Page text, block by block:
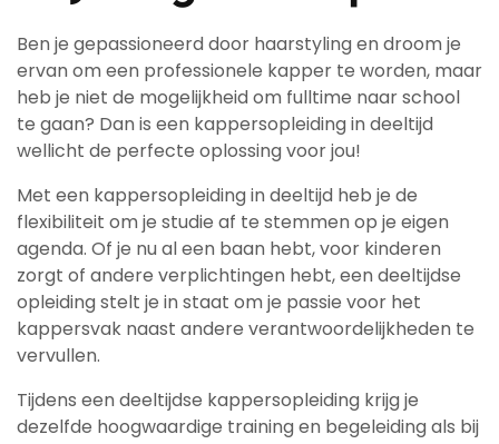
Ben je gepassioneerd door haarstyling en droom je
ervan om een professionele kapper te worden, maar
heb je niet de mogelijkheid om fulltime naar school
te gaan? Dan is een kappersopleiding in deeltijd
wellicht de perfecte oplossing voor jou!
Met een kappersopleiding in deeltijd heb je de
flexibiliteit om je studie af te stemmen op je eigen
agenda. Of je nu al een baan hebt, voor kinderen
zorgt of andere verplichtingen hebt, een deeltijdse
opleiding stelt je in staat om je passie voor het
kappersvak naast andere verantwoordelijkheden te
vervullen.
Tijdens een deeltijdse kappersopleiding krijg je
dezelfde hoogwaardige training en begeleiding als bij